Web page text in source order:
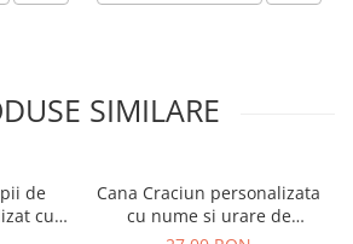
SIMILARE
de
cu
Cana Craciun personalizata
cu nume si urare de
sarbatori, Craciun Fericit,